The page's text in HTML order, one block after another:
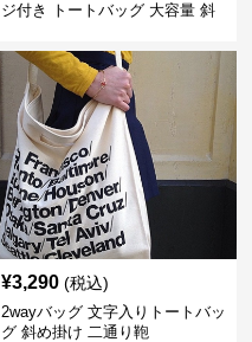
ジ付き トートバッグ 大容量 斜
¥3,290 (税込)
2wayバッグ 文字入りトートバッ
グ 斜め掛け 二通り鞄